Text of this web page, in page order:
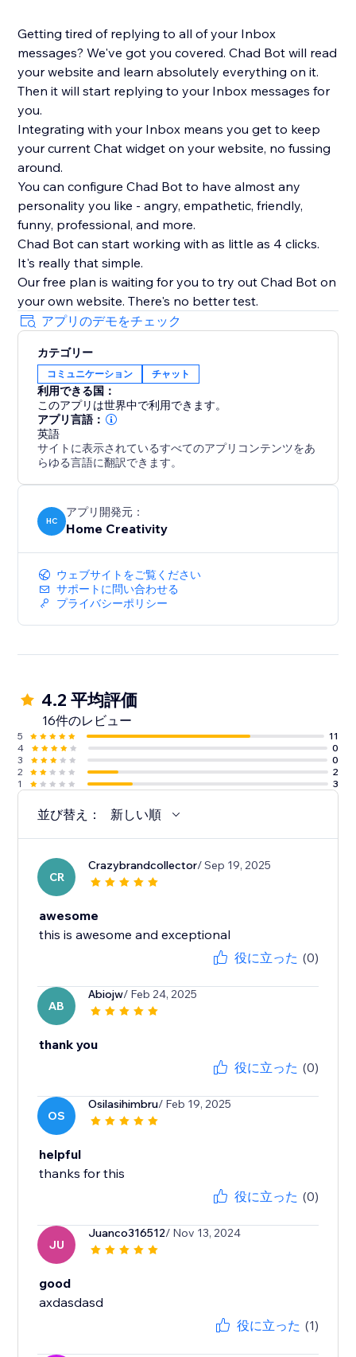
Getting tired of replying to all of your Inbox
messages? We've got you covered. Chad Bot will read
your website and learn absolutely everything on it.
Then it will start replying to your Inbox messages for
you.
Integrating with your Inbox means you get to keep
your current Chat widget on your website, no fussing
around.
You can configure Chad Bot to have almost any
personality you like - angry, empathetic, friendly,
funny, professional, and more.
Chad Bot can start working with as little as 4 clicks.
It's really that simple.
Our free plan is waiting for you to try out Chad Bot on
your own website. There's no better test.
アプリのデモをチェック
カテゴリー
コミュニケーション チャット
利用できる国：
このアプリは世界中で利用できます。
アプリ言語：
英語
サイトに表示されているすべてのアプリコンテンツをあ
らゆる言語に翻訳できます。
HC
アプリ開発元：
Home Creativity
ウェブサイトをご覧ください
サポートに問い合わせる
プライバシーポリシー
4.2 平均評価
16件のレビュー
5
11
4
0
3
0
2
2
1
3
並び替え： 新しい順
CR
Crazybrandcollector/ Sep 19, 2025
awesome
this is awesome and exceptional
役に立った (0)
AB
Abiojw/ Feb 24, 2025
thank you
役に立った (0)
OS
Osilasihimbru/ Feb 19, 2025
helpful
役に立った (0)
JU
Juanco316512/ Nov 13, 2024
good
axdasdasd
役に立った (1)